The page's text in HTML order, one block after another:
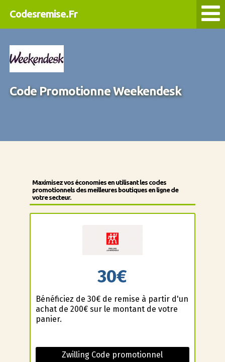
Codesremise.Fr
Code Promotionne Weekendesk
Maximisez vos économies en utilisant les codes
promotionnels des meilleures boutiques en ligne de
votre secteur.
30€
Bénéficiez de 30€ de remise à partir d'un
achat de 200€ sur le montant de votre
panier.
Zwilling Code promotionnel